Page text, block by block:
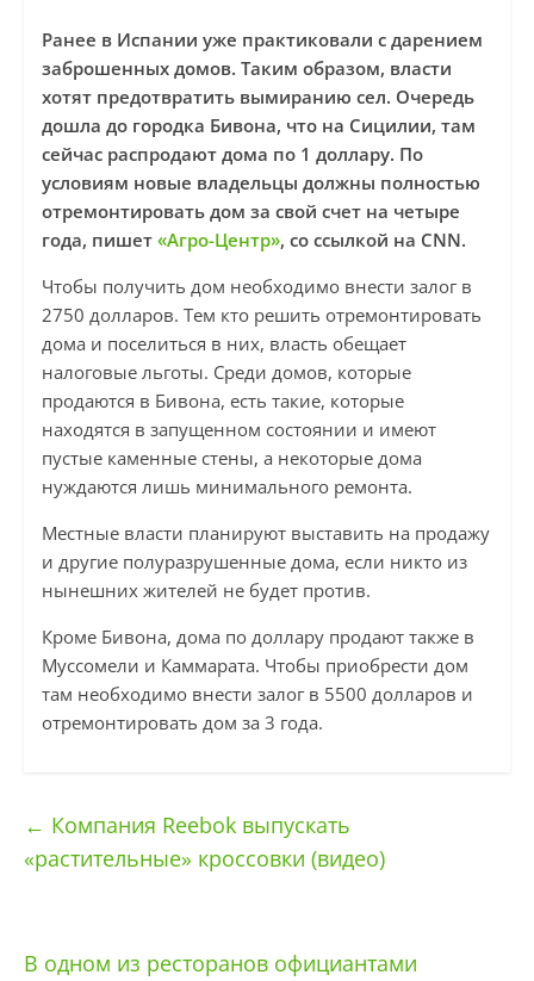
Ранее в Испании уже практиковали с дарением
заброшенных домов. Таким образом, власти
хотят предотвратить вымиранию сел. Очередь
дошла до городка Бивона, что на Сицилии, там
сейчас распродают дома по 1 доллару. По
условиям новые владельцы должны полностью
отремонтировать дом за свой счет на четыре
года, пишет «Агро-Центр», со ссылкой на CNN.
Чтобы получить дом необходимо внести залог в
2750 долларов. Тем кто решить отремонтировать
дома и поселиться в них, власть обещает
налоговые льготы. Среди домов, которые
продаются в Бивона, есть такие, которые
находятся в запущенном состоянии и имеют
пустые каменные стены, а некоторые дома
нуждаются лишь минимального ремонта.
Местные власти планируют выставить на продажу
и другие полуразрушенные дома, если никто из
нынешних жителей не будет против.
Кроме Бивона, дома по доллару продают также в
Муссомели и Каммарата. Чтобы приобрести дом
там необходимо внести залог в 5500 долларов и
отремонтировать дом за 3 года.
← Компания Reebok выпускать
«растительные» кроссовки (видео)
В одном из ресторанов официантами